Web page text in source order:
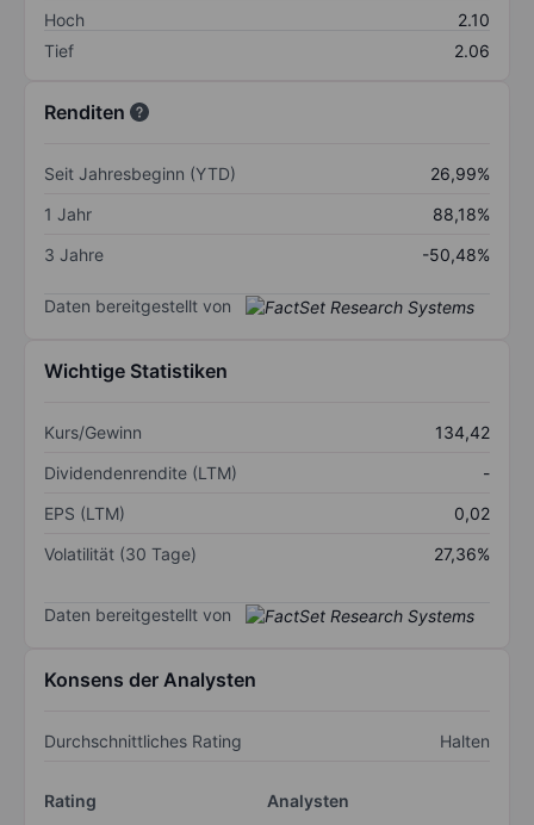
Hoch
2.10
Tief
2.06
Renditen
Seit Jahresbeginn (YTD)
26,99%
1 Jahr
88,18%
3 Jahre
-50,48%
Daten bereitgestellt von
Wichtige Statistiken
Kurs/Gewinn
134,42
Dividendenrendite (LTM)
-
EPS (LTM)
0,02
Volatilität (30 Tage)
27,36%
Daten bereitgestellt von
Konsens der Analysten
Durchschnittliches Rating Halten
Rating
Analysten